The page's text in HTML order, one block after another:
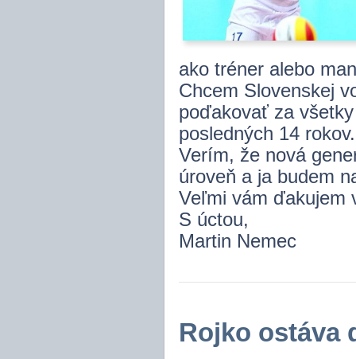
ako tréner alebo
Chcem Slovenskej
poďakovať za
posledných 14 rokov.
Verím, že nová
úroveň a ja budem
Veľmi vám ďakujem
S úctou,
Martin Nemec
Rojko ostáva